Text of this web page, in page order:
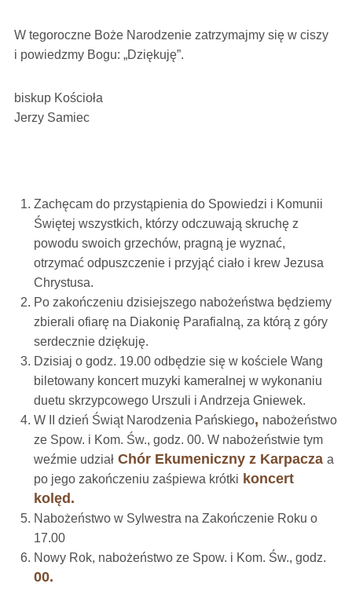
W tegoroczne Boże Narodzenie zatrzymajmy się w ciszy
i powiedzmy Bogu: „Dziękuję”.
biskup Kościoła
Jerzy Samiec
Zachęcam do przystąpienia do Spowiedzi i Komunii
Świętej wszystkich, którzy odczuwają skruchę z
powodu swoich grzechów, pragną je wyznać,
otrzymać odpuszczenie i przyjąć ciało i krew Jezusa
Chrystusa.
Po zakończeniu dzisiejszego nabożeństwa będziemy
zbierali ofiarę na Diakonię Parafialną, za którą z góry
serdecznie dziękuję.
Dzisiaj o godz. 19.00 odbędzie się w kościele Wang
biletowany koncert muzyki kameralnej w wykonaniu
duetu skrzypcowego Urszuli i Andrzeja Gniewek.
W II dzień Świąt Narodzenia Pańskiego, nabożeństwo
ze Spow. i Kom. Św., godz. 00. W nabożeństwie tym
weźmie udziałChór Ekumeniczny z Karpacza a
po jego zakończeniu zaśpiewa krótki koncert
kolęd.
Nabożeństwo w Sylwestra na Zakończenie Roku o
17.00
Nowy Rok, nabożeństwo ze Spow. i Kom. Św., godz.
00.